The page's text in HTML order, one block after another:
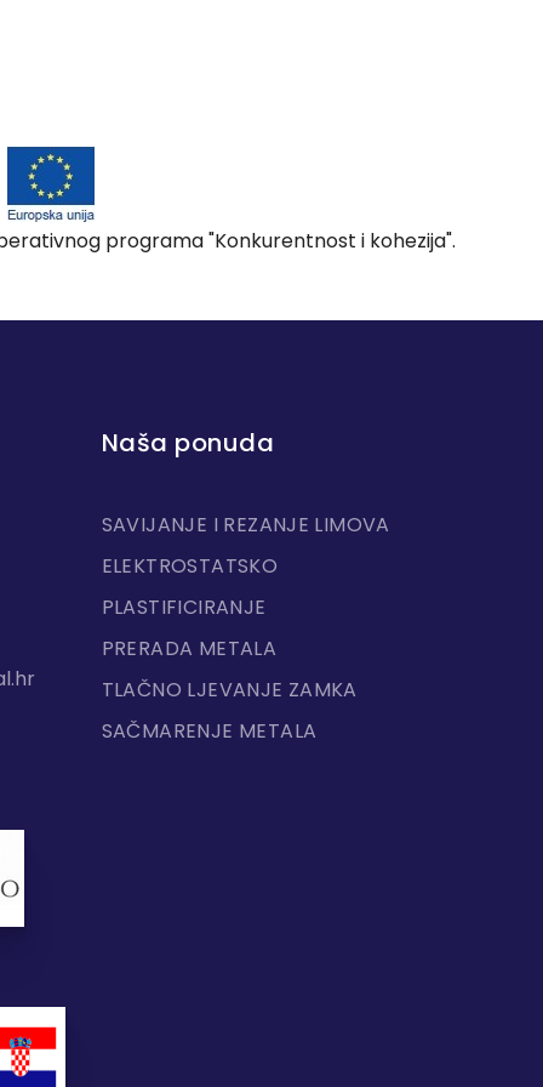
programa "Konkurentnost i kohezija".
Naša ponuda
SAVIJANJE I REZANJE LIMOVA
ELEKTROSTATSKO
PLASTIFICIRANJE
PRERADA METALA
TLAČNO LJEVANJE ZAMKA
SAČMARENJE METALA